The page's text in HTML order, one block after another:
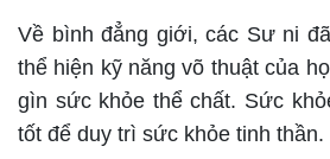
Về bình đẳng giới, các Sư ni
thể hiện kỹ năng võ thuật của
gìn sức khỏe thể chất. Sức
tốt để duy trì sức khỏe tinh thần.